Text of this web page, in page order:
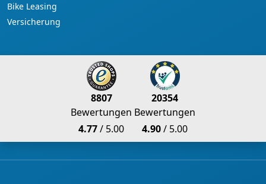
Bike Leasing
Versicherung
8807
Bewertungen
4.77/ 5.00
20354
Bewertungen
4.90/ 5.00